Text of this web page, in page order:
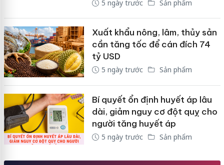
5 ngày trước Sản phẩm
Xuất khẩu nông, lâm, thủy sản
cần tăng tốc để cán đích 74
tỷ USD
5 ngày trước Sản phẩm
Bí quyết ổn định huyết áp lâu
dài, giảm nguy cơ đột quỵ cho
người tăng huyết áp
5 ngày trước Sản phẩm